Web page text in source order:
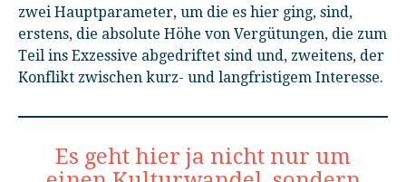
zwei Hauptparameter, um die es hier ging, sind,
erstens, die absolute Höhe von Vergütungen, die zum
Teil ins Exzessive abgedriftet sind und, zweitens, der
Konflikt zwischen kurz- und langfristigem Interesse.
Es geht hier ja nicht nur um